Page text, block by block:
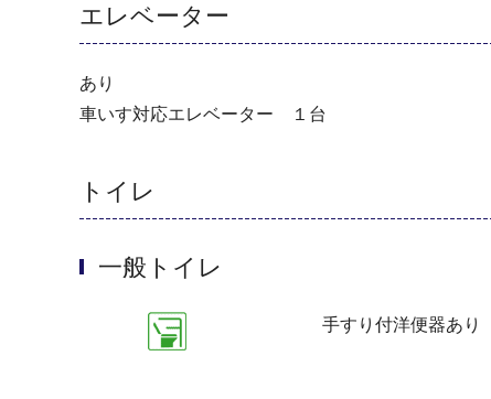
エレベーター
あり
車いす対応エレベーター １台
トイレ
一般トイレ
手すり付洋便器あり